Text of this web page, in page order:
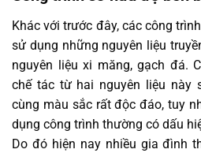
Khác với trước đây, các công
sử dụng những nguyên liệu
nguyên liệu xi măng, gạch đá.
chế tác từ hai nguyên liệu này
cùng màu sắc rất độc đáo, tuy
dụng công trình thường có dấu
Do đó hiện nay nhiều gia đình